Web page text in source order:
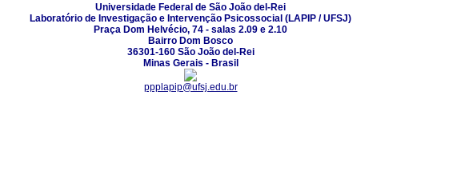
Universidade Federal de São João del-Rei
Laboratório de Investigação e Intervenção Psicossocial (LAPIP / UFSJ)
Praça Dom Helvécio, 74 - salas 2.09 e 2.10
Bairro Dom Bosco
36301-160 São João del-Rei
Minas Gerais - Brasil
ppplapip@ufsj.edu.br